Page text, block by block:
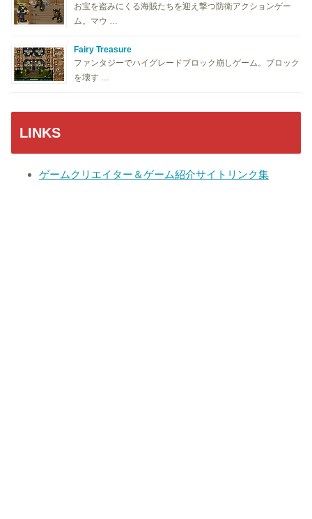
お宝を盗みにくる海賊たちを迎え撃つ防衛アクションゲー
ム。マウ …
Fairy Treasure
ファンタジーでハイグレードブロック崩しゲーム。ブロック
を壊す …
LINKS
ゲームクリエイター＆ゲーム紹介サイトリンク集